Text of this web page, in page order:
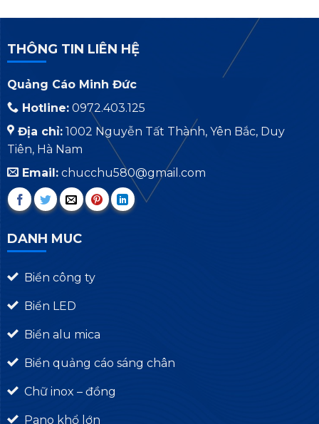
THÔNG TIN LIÊN HỆ
Quảng Cáo Minh Đức
Hotline:0972.403.125
Địa chỉ:1002 Nguyễn Tất Thành, Yên Bắc, Duy
Tiên, Hà Nam
Email:chucchu580@gmail.com
DANH MUC
Biển công ty
Biển LED
Biển alu mica
Biển quảng cáo sáng chân
Chữ inox – đồng
Pano khổ lớn